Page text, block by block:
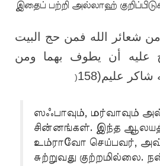
இதைப் பற்றி அல்லாஹ்
من شعائر الله فمن حج البيت
عليه أن يطوف بهما ومن
عليم(158
)
ஸஃபாவும், மர்வாவும்
சின்னங்கள். இந்த
உம்ராவோ செய்பவர்,
சுற்றுவது